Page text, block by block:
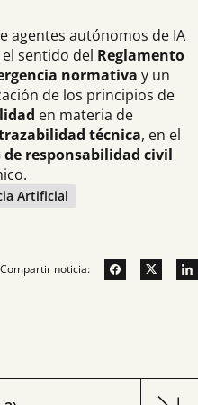
agentes autónomos de IA
sentido del Reglamento
normativa y un
de los principios de
en materia de
técnica, en el
de responsabilidad civil
Artificial
Compartir noticia: